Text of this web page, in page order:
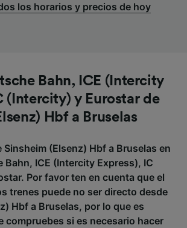
los horarios y precios de hoy
Bahn, ICE (Intercity
(Intercity) y Eurostar de
Hbf a Bruselas
Sinsheim (Elsenz) Hbf a Bruselas en
Bahn, ICE (Intercity Express), IC
Por favor ten en cuenta que el
trenes puede no ser directo desde
Hbf a Bruselas, por lo que es
compruebes si es necesario hacer